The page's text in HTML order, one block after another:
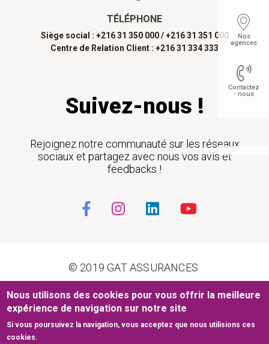
TÉLÉPHONE
Siège social : +216 31 350 000 / +216 31 351 000
Centre de Relation Client : +216 31 334 333
Suivez-nous !
Rejoignez notre communauté sur les réseaux
sociaux et partagez avec nous vos avis et
feedbacks !
© 2019 GAT ASSURANCES
Pied de page
Conditions générales d’utilisation
Mentions légales Plan du site
Float
Nos
agences
Contactez
- nous
Nous utilisons des cookies pour vous offrir la meilleure
expérience de navigation sur notre site
Si vous poursuivez la navigation, vous acceptez que nous utilisions ces
cookies.